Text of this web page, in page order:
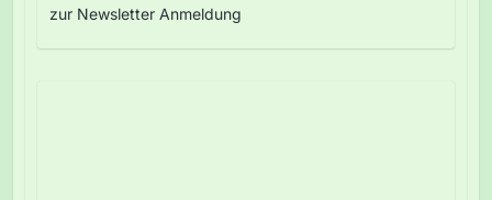
zur Newsletter Anmeldung